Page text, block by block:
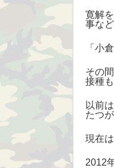
寛解
事な
「小
その
接種
以前
たつ
現在
2012